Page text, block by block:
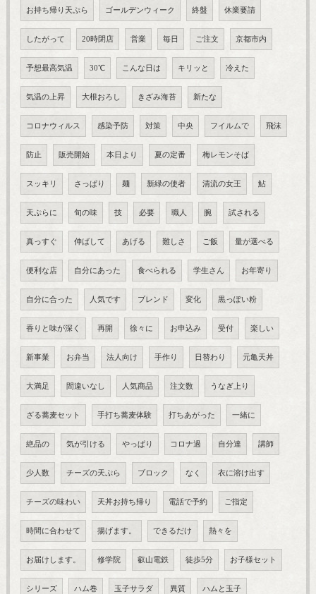
お持ち帰り天ぷら ゴールデンウィーク 終盤 休業要請
したがって 20時閉店 営業 毎日 ご注文 京都市内
予想最高気温 30℃ こんな日は キリッと 冷えた
気温の上昇 大根おろし きざみ海苔 新たな
コロナウィルス 感染予防 対策 中央 フイルムで 飛沫
防止 販売開始 本日より 夏の定番 梅レモンそば
スッキリ さっぱり 麺 新緑の使者 清流の女王 鮎
天ぷらに 旬の味 技 必要 職人 腕 試される
真っすぐ 伸ばして あげる 難しさ ご飯 量が選べる
便利な店 自分にあった 食べられる 学生さん お年寄り
自分に合った 人気です ブレンド 変化 黒っぽい粉
香りと味が深く 再開 徐々に お申込み 受付 楽しい
新事業 お弁当 法人向け 手作り 日替わり 元亀天丼
大満足 間違いなし 人気商品 注文数 うなぎ上り
ざる蕎麦セット 手打ち蕎麦体験 打ちあがった 一緒に
絶品の 気が引ける やっぱり コロナ過 自分達 講師
少人数 チーズの天ぷら ブロック なく 衣に溶け出す
チーズの味わい 天丼お持ち帰り 電話で予約 ご指定
時間に合わせて 揚げます。 できるだけ 熱々を
お届けします。 修学院 叡山電鉄 徒歩5分 お子様セット
シリーズ ハム巻 玉子サラダ 異質 ハムと玉子